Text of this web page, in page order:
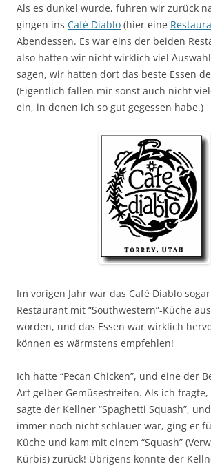
Als es dunkel wurde, fuhren wir zurück
gingen ins Café Diablo (hier eine
Abendessen. Es war eins der beiden
also hatten wir nicht wirklich viel
sagen, wir hatten dort das beste Essen
(Eigentlich fallen mir sonst auch nicht
ein, in denen ich so gut gegessen habe.)
Im vorigen Jahr war das Café Diablo
Restaurant mit “Southwestern”-Küche
worden, und das Essen war wirklich
können es wärmstens empfehlen!
Ich hatte “Pecan Chicken”, und eine der
Art gelber Gemüsestreifen. Als ich fragte,
sagte der Kellner “Spaghetti Squash”,
immer noch nicht schlauer war, ging er
Küche und kam mit einem “Squash”
Kürbis) zurück! Übrigens konnte der